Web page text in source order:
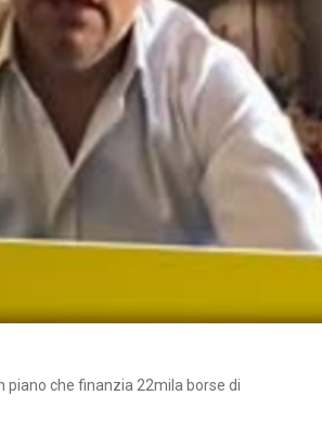
piano che finanzia 22mila borse di